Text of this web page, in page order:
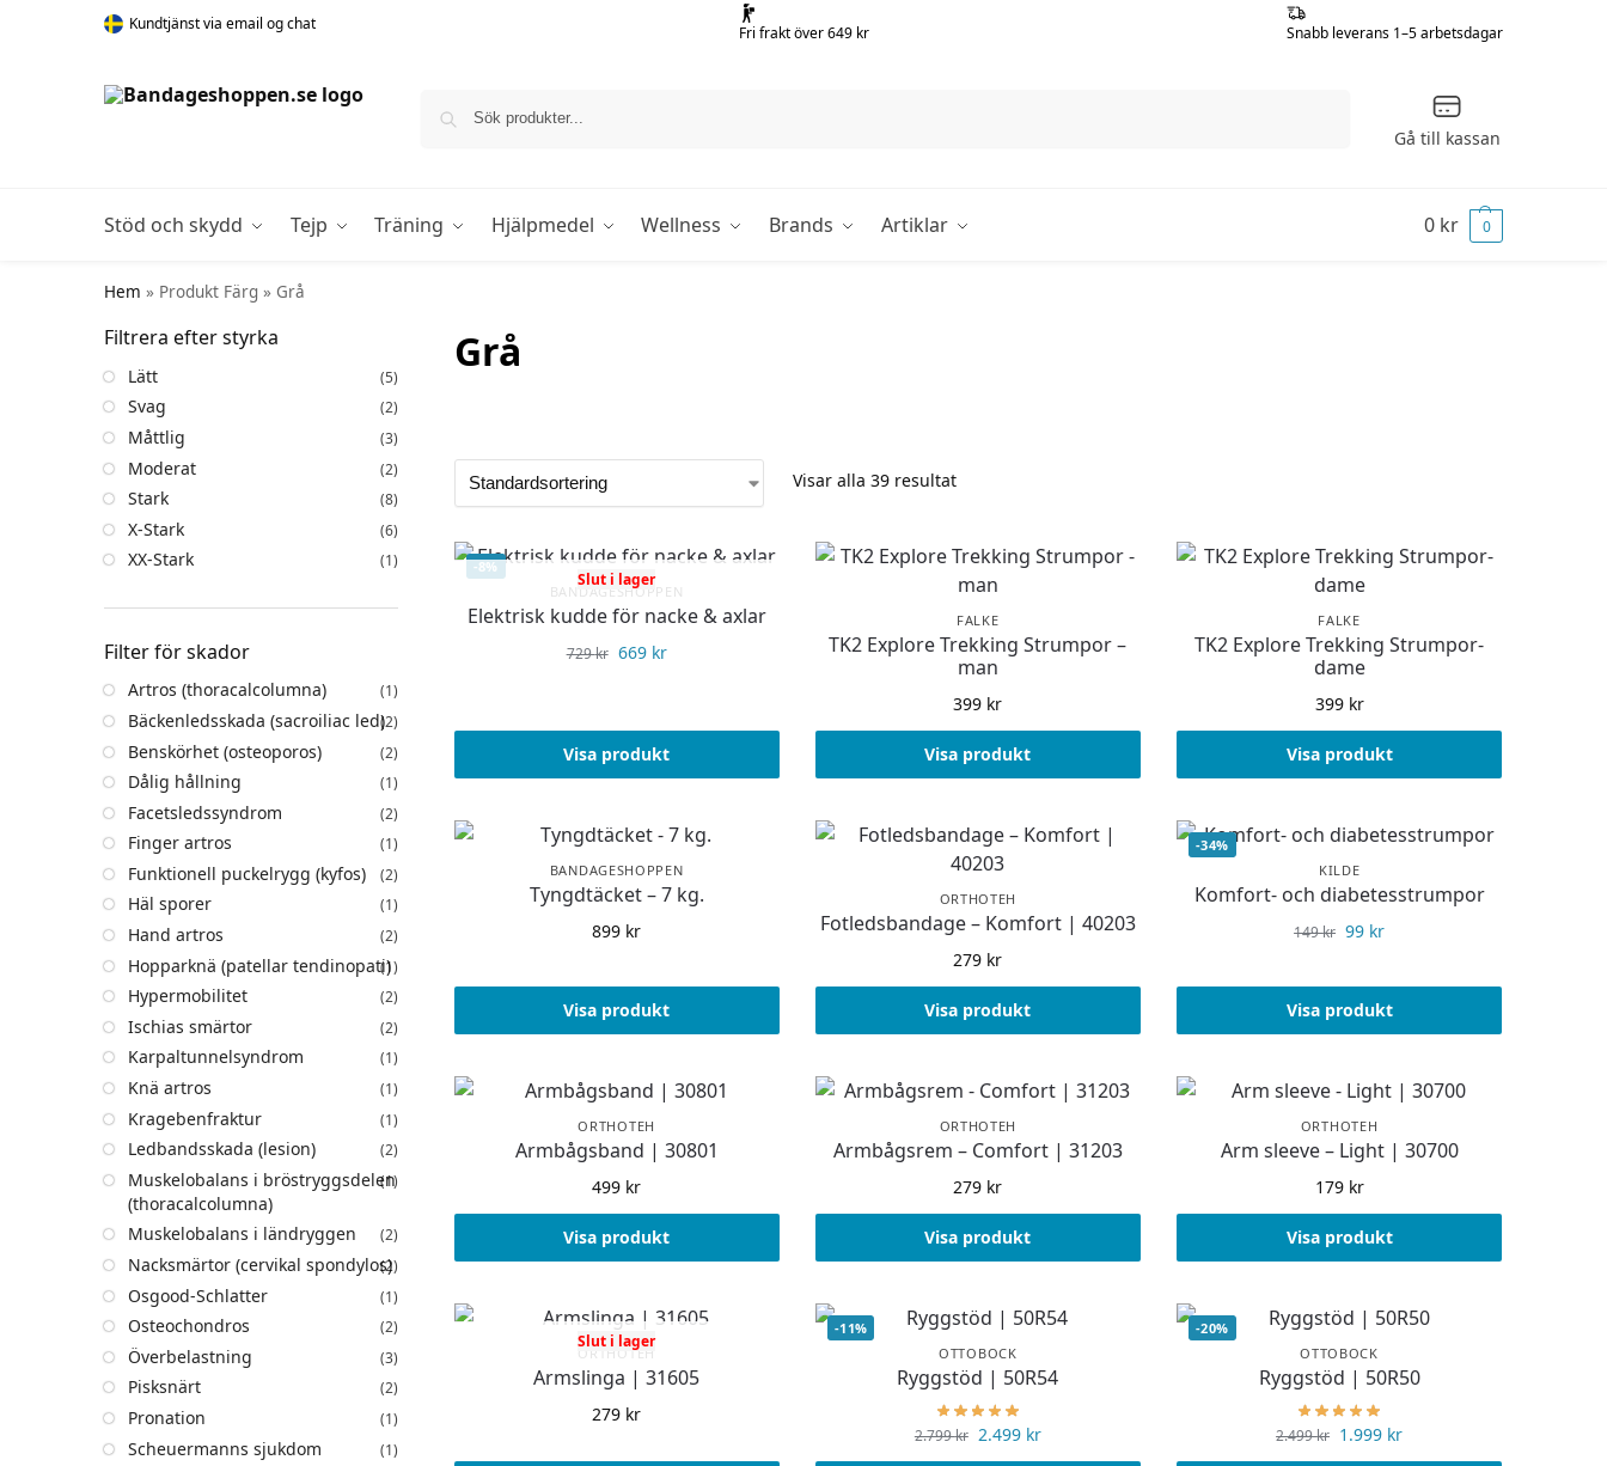
Kundtjänst via email og chat Fri frakt över 649 kr Snabb leverans 1–5 arbetsdagar
Gå till kassan
Stöd och skydd Tejp Träning Hjälpmedel Wellness Brands Artiklar 0 kr 0
Hem » Produkt Färg » Grå
Grå
Visar alla 39 resultat
-8%
Slut i lager
BANDAGESHOPPEN
Elektrisk kudde för nacke & axlar
729kr 669 kr
Visa produkt
FALKE
TK2 Explore Trekking Strumpor –
man
399 kr
Visa produkt
FALKE
TK2 Explore Trekking Strumpor-
dame
399 kr
Visa produkt
BANDAGESHOPPEN
Tyngdtäcket – 7 kg.
899 kr
Visa produkt
ORTHOTEH
Fotledsbandage – Komfort | 40203
279 kr
Visa produkt
-34%
KILDE
Komfort- och diabetesstrumpor
149kr 99 kr
Visa produkt
ORTHOTEH
Armbågsband | 30801
499 kr
Visa produkt
ORTHOTEH
Armbågsrem – Comfort | 31203
279 kr
Visa produkt
ORTHOTEH
Arm sleeve – Light | 30700
179 kr
Visa produkt
Slut i lager
ORTHOTEH
Armslinga | 31605
279 kr
-11%
OTTOBOCK
Ryggstöd | 50R54
2.799kr 2.499 kr
-20%
OTTOBOCK
Ryggstöd | 50R50
2.499kr 1.999 kr
Filtrera efter styrka
Lätt (5)
Svag (2)
Måttlig (3)
Moderat (2)
Stark (8)
X-Stark (6)
XX-Stark (1)
Filter för skador
Artros (thoracalcolumna) (1)
Bäckenledsskada (sacroiliac led)(2)
Benskörhet (osteoporos) (2)
Dålig hållning (1)
Facetsledssyndrom (2)
Finger artros (1)
Funktionell puckelrygg (kyfos) (2)
Häl sporer (1)
Hand artros (2)
Hopparknä (patellar tendinopati)
(1)
Hypermobilitet (2)
Ischias smärtor (2)
Karpaltunnelsyndrom (1)
Knä artros (1)
Kragebenfraktur (1)
Ledbandsskada (lesion) (2)
Muskelobalans i bröstryggsdelen
(thoracalcolumna)
(1)
Muskelobalans i ländryggen (2)
Nacksmärtor (cervikal spondylos)
(2)
Osgood-Schlatter (1)
Osteochondros (2)
Överbelastning (3)
Pisksnärt (2)
Pronation (1)
Scheuermanns sjukdom (1)